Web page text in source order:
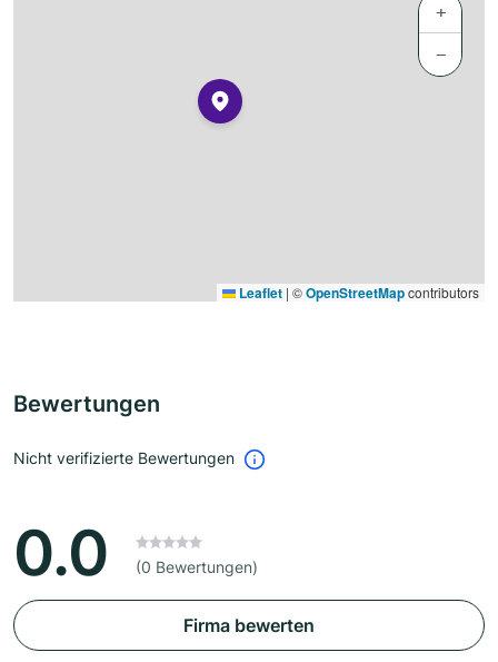
+
−
Leaflet | ©OpenStreetMapcontributors
Bewertungen
Nicht verifizierte Bewertungen
0.0 (0 Bewertungen)
Firma bewerten